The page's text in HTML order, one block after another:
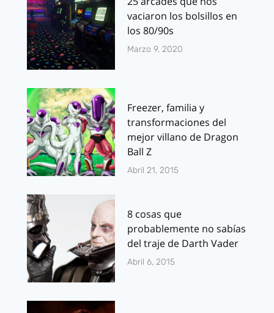
vaciaron los bolsillos en
los 80/90s
Marzo 9, 2020
Freezer, familia y
transformaciones del
mejor villano de Dragon
Ball Z
Abril 21, 2015
8 cosas que
probablemente no sabías
del traje de Darth Vader
Abril 6, 2015